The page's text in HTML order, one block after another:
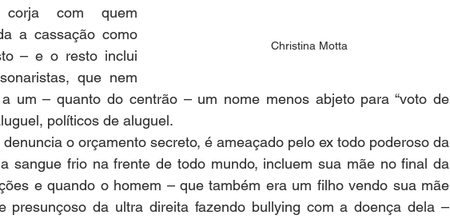
Christina Motta
com quem
a cassação como
– e o resto inclui
que nem
um – quanto do centrão – um nome menos abjeto para “voto de
políticos de aluguel.
o orçamento secreto, é ameaçado pelo ex todo poderoso da
sangue frio na frente de todo mundo, incluem sua mãe no final da
e quando o homem – que também era um filho vendo sua mãe
presunçoso da ultra direita fazendo bullying com a doença dela –